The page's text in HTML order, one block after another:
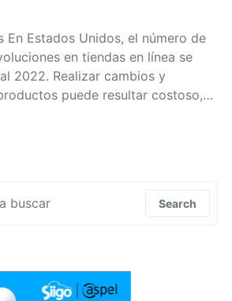
En Estados Unidos, el número de
en tiendas en línea se
2022. Realizar cambios y
puede resultar costoso,…
Search